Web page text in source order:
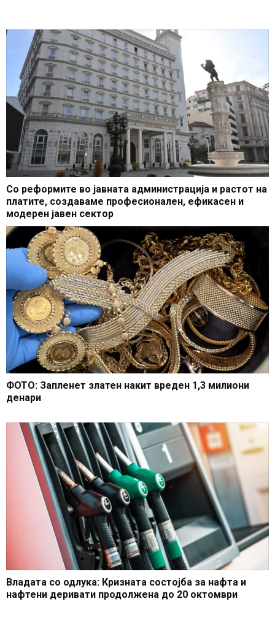
Со реформите во јавната администрација и растот на
платите, создаваме професионален, ефикасен и
модерен јавен сектор
ФОТО: Запленет златен накит вреден 1,3 милиони
денари
Владата со одлука: Кризната состојба за нафта и
нафтени деривати продолжена до 20 октомври